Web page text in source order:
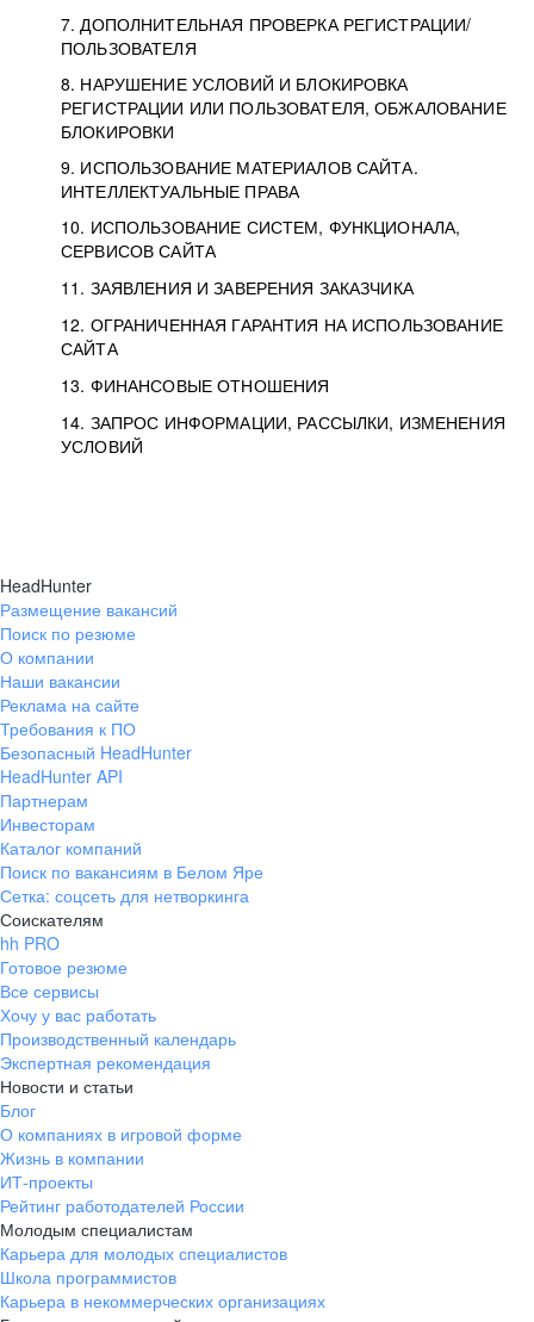
7. ДОПОЛНИТЕЛЬНАЯ ПРОВЕРКА РЕГИСТРАЦИИ/
ПОЛЬЗОВАТЕЛЯ
8. НАРУШЕНИЕ УСЛОВИЙ И БЛОКИРОВКА
РЕГИСТРАЦИИ ИЛИ ПОЛЬЗОВАТЕЛЯ, ОБЖАЛОВАНИЕ
БЛОКИРОВКИ
9. ИСПОЛЬЗОВАНИЕ МАТЕРИАЛОВ САЙТА.
ИНТЕЛЛЕКТУАЛЬНЫЕ ПРАВА
10. ИСПОЛЬЗОВАНИЕ СИСТЕМ, ФУНКЦИОНАЛА,
СЕРВИСОВ САЙТА
11. ЗАЯВЛЕНИЯ И ЗАВЕРЕНИЯ ЗАКАЗЧИКА
12. ОГРАНИЧЕННАЯ ГАРАНТИЯ НА ИСПОЛЬЗОВАНИЕ
САЙТА
13. ФИНАНСОВЫЕ ОТНОШЕНИЯ
14. ЗАПРОС ИНФОРМАЦИИ, РАССЫЛКИ, ИЗМЕНЕНИЯ
УСЛОВИЙ
HeadHunter
Размещение вакансий
Поиск по резюме
О компании
Наши вакансии
Реклама на сайте
Требования к ПО
Безопасный HeadHunter
HeadHunter API
Партнерам
Инвесторам
Каталог компаний
Поиск по вакансиям в Белом Яре
Сетка: соцсеть для нетворкинга
Соискателям
hh PRO
Готовое резюме
Все сервисы
Хочу у вас работать
Производственный календарь
Экспертная рекомендация
Новости и статьи
Блог
О компаниях в игровой форме
Жизнь в компании
ИТ-проекты
Рейтинг работодателей России
Молодым специалистам
Карьера для молодых специалистов
Школа программистов
Карьера в некоммерческих организациях